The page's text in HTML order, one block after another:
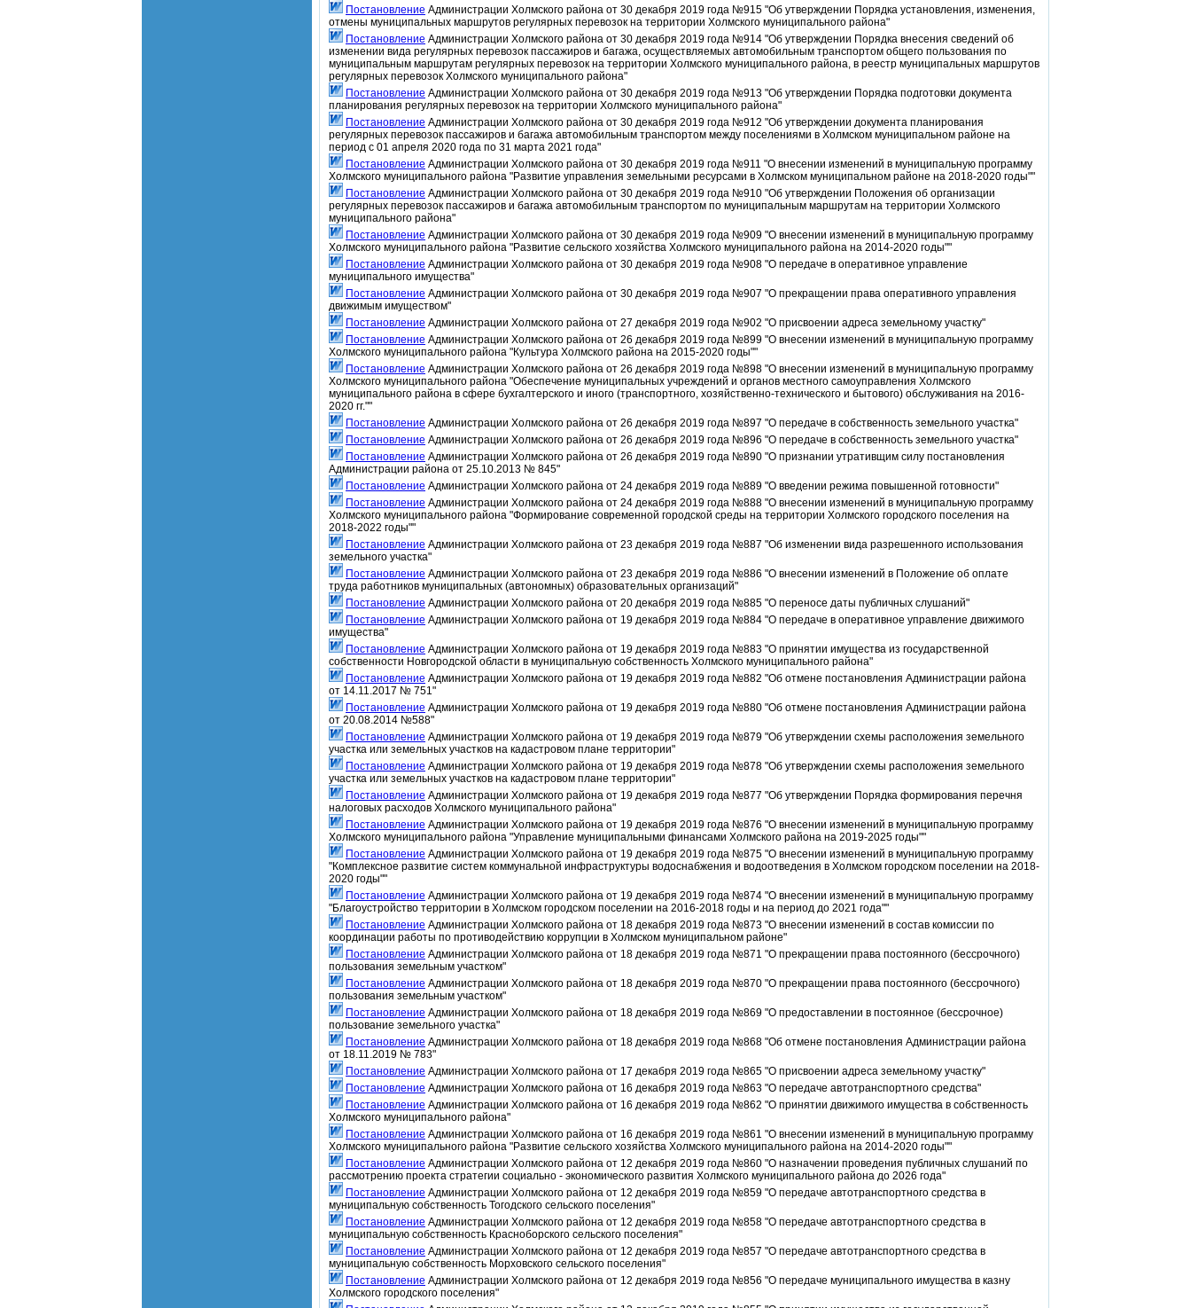
Постановление Администрации Холмского района от 30 декабря 2019 года №915 "Об утверждении Порядка установления, изменения,
отмены муниципальных маршрутов регулярных перевозок на территории Холмского муниципального района"
Постановление Администрации Холмского района от 30 декабря 2019 года №914 "Об утверждении Порядка внесения сведений об
изменении вида регулярных перевозок пассажиров и багажа, осуществляемых автомобильным транспортом общего пользования по
муниципальным маршрутам регулярных перевозок на территории Холмского муниципального района, в реестр муниципальных маршрутов
регулярных перевозок Холмского муниципального района"
Постановление Администрации Холмского района от 30 декабря 2019 года №913 "Об утверждении Порядка подготовки документа
планирования регулярных перевозок на территории Холмского муниципального района"
Постановление Администрации Холмского района от 30 декабря 2019 года №912 "Об утверждении документа планирования
регулярных перевозок пассажиров и багажа автомобильным транспортом между поселениями в Холмском муниципальном районе на
период с 01 апреля 2020 года по 31 марта 2021 года"
Постановление Администрации Холмского района от 30 декабря 2019 года №911 "О внесении изменений в муниципальную программу
Холмского муниципального района "Развитие управления земельными ресурсами в Холмском муниципальном районе на 2018-2020 годы""
Постановление Администрации Холмского района от 30 декабря 2019 года №910 "Об утверждении Положения об организации
регулярных перевозок пассажиров и багажа автомобильным транспортом по муниципальным маршрутам на территории Холмского
муниципального района"
Постановление Администрации Холмского района от 30 декабря 2019 года №909 "О внесении изменений в муниципальную программу
Холмского муниципального района "Развитие сельского хозяйства Холмского муниципального района на 2014-2020 годы""
Постановление Администрации Холмского района от 30 декабря 2019 года №908 "О передаче в оперативное управление
муниципального имущества"
Постановление Администрации Холмского района от 30 декабря 2019 года №907 "О прекращении права оперативного управления
движимым имуществом"
Постановление Администрации Холмского района от 27 декабря 2019 года №902 "О присвоении адреса земельному участку"
Постановление Администрации Холмского района от 26 декабря 2019 года №899 "О внесении изменений в муниципальную программу
Холмского муниципального района "Культура Холмского района на 2015-2020 годы""
Постановление Администрации Холмского района от 26 декабря 2019 года №898 "О внесении изменений в муниципальную программу
Холмского муниципального района "Обеспечение муниципальных учреждений и органов местного самоуправления Холмского
муниципального района в сфере бухгалтерского и иного (транспортного, хозяйственно-технического и бытового) обслуживания на 2016-
2020 гг.""
Постановление Администрации Холмского района от 26 декабря 2019 года №897 "О передаче в собственность земельного участка"
Постановление Администрации Холмского района от 26 декабря 2019 года №896 "О передаче в собственность земельного участка"
Постановление Администрации Холмского района от 26 декабря 2019 года №890 "О признании утративщим силу постановления
Администрации района от 25.10.2013 № 845"
Постановление Администрации Холмского района от 24 декабря 2019 года №889 "О введении режима повышенной готовности"
Постановление Администрации Холмского района от 24 декабря 2019 года №888 "О внесении изменений в муниципальную программу
Холмского муниципального района "Формирование современной городской среды на территории Холмского городского поселения на
2018-2022 годы""
Постановление Администрации Холмского района от 23 декабря 2019 года №887 "Об изменении вида разрешенного использования
земельного участка"
Постановление Администрации Холмского района от 23 декабря 2019 года №886 "О внесении изменений в Положение об оплате
труда работников муниципальных (автономных) образовательных организаций"
Постановление Администрации Холмского района от 20 декабря 2019 года №885 "О переносе даты публичных слушаний"
Постановление Администрации Холмского района от 19 декабря 2019 года №884 "О передаче в оперативное управление движимого
имущества"
Постановление Администрации Холмского района от 19 декабря 2019 года №883 "О принятии имущества из государственной
собственности Новгородской области в муниципальную собственность Холмского муниципального района"
Постановление Администрации Холмского района от 19 декабря 2019 года №882 "Об отмене постановления Администрации района
от 14.11.2017 № 751"
Постановление Администрации Холмского района от 19 декабря 2019 года №880 "Об отмене постановления Администрации района
от 20.08.2014 №588"
Постановление Администрации Холмского района от 19 декабря 2019 года №879 "Об утверждении схемы расположения земельного
участка или земельных участков на кадастровом плане территории"
Постановление Администрации Холмского района от 19 декабря 2019 года №878 "Об утверждении схемы расположения земельного
участка или земельных участков на кадастровом плане территории"
Постановление Администрации Холмского района от 19 декабря 2019 года №877 "Об утверждении Порядка формирования перечня
налоговых расходов Холмского муниципального района"
Постановление Администрации Холмского района от 19 декабря 2019 года №876 "О внесении изменений в муниципальную программу
Холмского муниципального района "Управление муниципальными финансами Холмского района на 2019-2025 годы""
Постановление Администрации Холмского района от 19 декабря 2019 года №875 "О внесении изменений в муниципальную программу
"Комплексное развитие систем коммунальной инфраструктуры водоснабжения и водоотведения в Холмском городском поселении на 2018-
2020 годы""
Постановление Администрации Холмского района от 19 декабря 2019 года №874 "О внесении изменений в муниципальную программу
"Благоустройство территории в Холмском городском поселении на 2016-2018 годы и на период до 2021 года""
Постановление Администрации Холмского района от 18 декабря 2019 года №873 "О внесении изменений в состав комиссии по
координации работы по противодействию коррупции в Холмском муниципальном районе"
Постановление Администрации Холмского района от 18 декабря 2019 года №871 "О прекращении права постоянного (бессрочного)
пользования земельным участком"
Постановление Администрации Холмского района от 18 декабря 2019 года №870 "О прекращении права постоянного (бессрочного)
пользования земельным участком"
Постановление Администрации Холмского района от 18 декабря 2019 года №869 "О предоставлении в постоянное (бессрочное)
пользование земельного участка"
Постановление Администрации Холмского района от 18 декабря 2019 года №868 "Об отмене постановления Администрации района
от 18.11.2019 № 783"
Постановление Администрации Холмского района от 17 декабря 2019 года №865 "О присвоении адреса земельному участку"
Постановление Администрации Холмского района от 16 декабря 2019 года №863 "О передаче автотранспортного средства"
Постановление Администрации Холмского района от 16 декабря 2019 года №862 "О принятии движимого имущества в собственность
Холмского муниципального района"
Постановление Администрации Холмского района от 16 декабря 2019 года №861 "О внесении изменений в муниципальную программу
Холмского муниципального района "Развитие сельского хозяйства Холмского муниципального района на 2014-2020 годы""
Постановление Администрации Холмского района от 12 декабря 2019 года №860 "О назначении проведения публичных слушаний по
рассмотрению проекта стратегии социально - экономического развития Холмского муниципального района до 2026 года"
Постановление Администрации Холмского района от 12 декабря 2019 года №859 "О передаче автотранспортного средства в
муниципальную собственность Тогодского сельского поселения"
Постановление Администрации Холмского района от 12 декабря 2019 года №858 "О передаче автотранспортного средства в
муниципальную собственность Красноборского сельского поселения"
Постановление Администрации Холмского района от 12 декабря 2019 года №857 "О передаче автотранспортного средства в
муниципальную собственность Морховского сельского поселения"
Постановление Администрации Холмского района от 12 декабря 2019 года №856 "О передаче муниципального имущества в казну
Холмского городского поселения"